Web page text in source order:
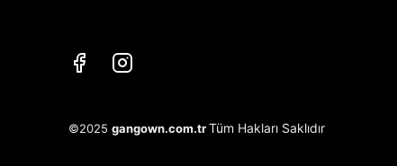
©2025 gangown.com.trTüm Hakları Saklıdır